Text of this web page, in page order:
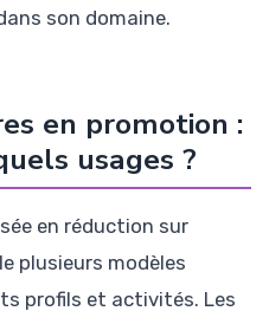
son domaine.
en promotion :
usages ?
en réduction sur
plusieurs modèles
profils et activités. Les